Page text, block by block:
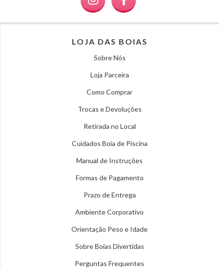
LOJA DAS BOIAS
Sobre Nós
Loja Parceira
Como Comprar
Trocas e Devoluções
Retirada no Local
Cuidados Boia de Piscina
Manual de Instruções
Formas de Pagamento
Prazo de Entrega
Ambiente Corporativo
Orientação Peso e Idade
Sobre Boias Divertidas
Perguntas Frequentes